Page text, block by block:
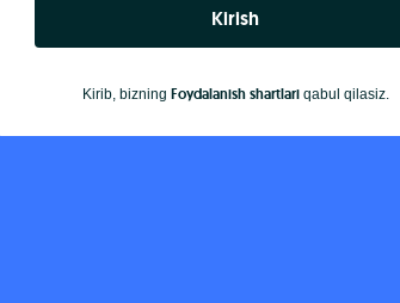
Kirish
Kirib, bizning Foydalanish shartlariqabul qilasiz.